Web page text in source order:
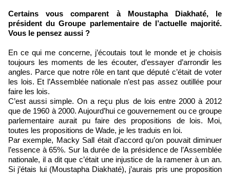
Certains vous comparent à Moustapha Diakhaté, le
président du Groupe parlementaire de l’actuelle majorité.
Vous le pensez aussi ?
En ce qui me concerne, j’écoutais tout le monde et je choisis
toujours les moments de les écouter, d’essayer d’arrondir les
angles. Parce que notre rôle en tant que député c’était de voter
les lois. Et l’Assemblée nationale n’est pas assez outillée pour
faire les lois.
C’est aussi simple. On a reçu plus de lois entre 2000 à 2012
que de 1960 à 2000. Aujourd’hui ce gouvernement ou ce groupe
parlementaire aurait pu faire des propositions de lois. Moi,
toutes les propositions de Wade, je les traduis en loi.
Par exemple, Macky Sall était d’accord qu’on pouvait diminuer
l’essence à 65%. Sur la durée de la présidence de l’Assemblée
nationale, il a dit que c’était une injustice de la ramener à un an.
Si j’étais lui (Moustapha Diakhaté), j’aurais pris une proposition